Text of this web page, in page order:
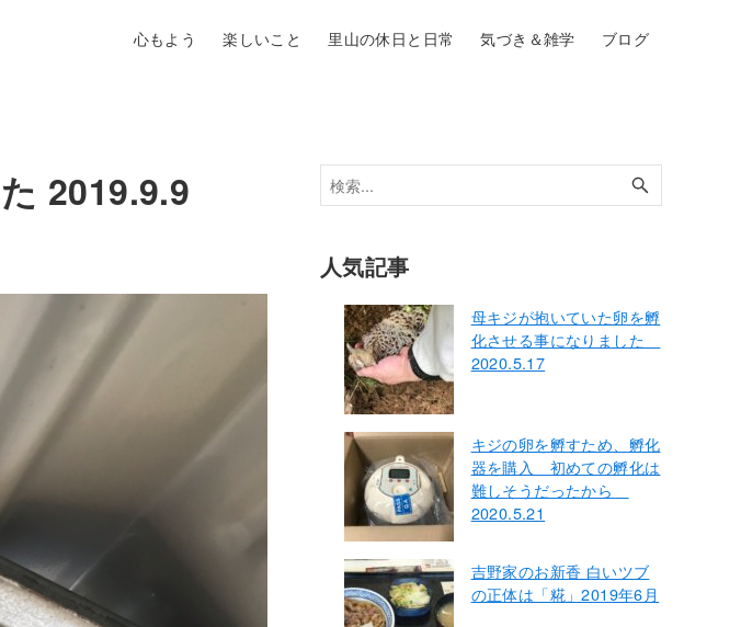
心もよう 楽しいこと 里山の休日と日常 気づき＆雑学 ブログ
2019.9.9
人気記事
母キジが抱いていた卵を孵
化させる事になりました
2020.5.17
キジの卵を孵すため、孵化
器を購入 初めての孵化は
難しそうだったから
2020.5.21
吉野家のお新香 白いツブ
の正体は「糀」2019年6月